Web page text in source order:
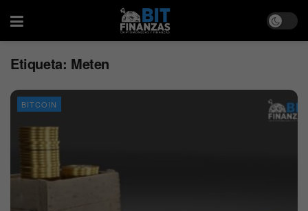
Etiqueta: Meten
BITCOIN